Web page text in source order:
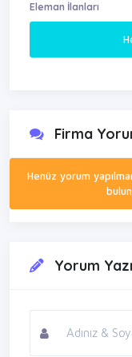
Eleman İlanları
Firma
Henüz yorum
Yorum